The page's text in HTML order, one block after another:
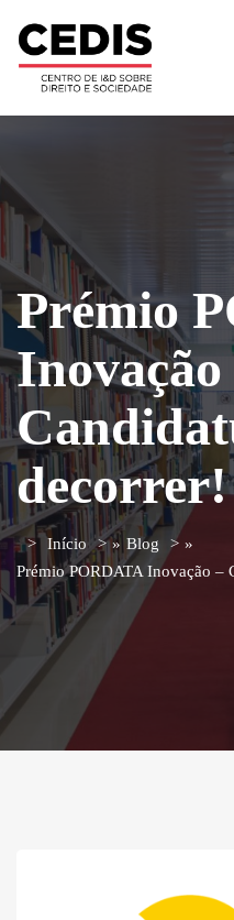
Prémio
Inovação
decorrer!
Início » Blog
»
Prémio PORDATA Inovação –